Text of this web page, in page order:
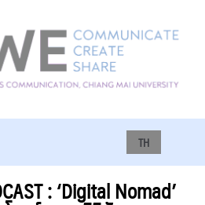
TH
: ‘Digital Nomad’